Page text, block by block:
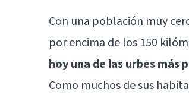
Con una población muy
por encima de los 150
hoy una de las urbes más
Como muchos de sus